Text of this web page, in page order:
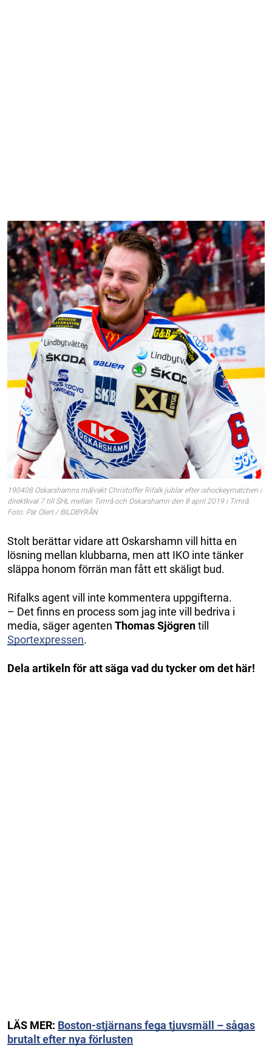
190408 Oskarshamns målvakt Christoffer Rifalk jublar efter ishockeymatchen i
direktkval 7 till SHL mellan Timrå och Oskarshamn den 8 april 2019 i Timrå.
Foto: Pär Olert / BILDBYRÅN
Stolt berättar vidare att Oskarshamn vill hitta en
lösning mellan klubbarna, men att IKO inte tänker
släppa honom förrän man fått ett skäligt bud.
Rifalks agent vill inte kommentera uppgifterna.
– Det finns en process som jag inte vill bedriva i
media, säger agenten Thomas Sjögrentill
Sportexpressen.
Dela artikeln för att säga vad du tycker om det här!
LÄS MER: Boston-stjärnans fega tjuvsmäll – sågas
brutalt efter nya förlusten